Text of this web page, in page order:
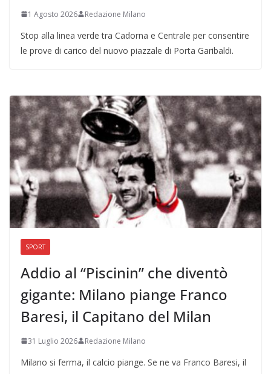
1 Agosto 2026 Redazione Milano
Stop alla linea verde tra Cadorna e Centrale per consentire
le prove di carico del nuovo piazzale di Porta Garibaldi.
SPORT
Addio al “Piscinin” che diventò
gigante: Milano piange Franco
Baresi, il Capitano del Milan
31 Luglio 2026 Redazione Milano
Milano si ferma, il calcio piange. Se ne va Franco Baresi, il